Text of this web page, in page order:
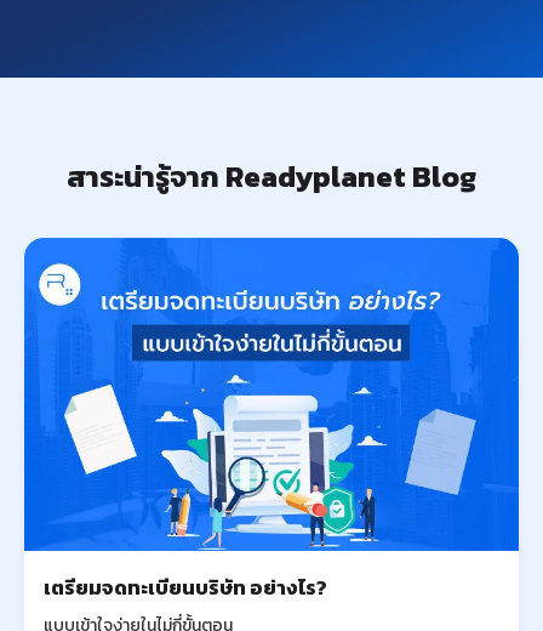
สาระน่ารู้จาก Readyplanet Blog
เตรียมจดทะเบียนบริษัท อย่างไร?